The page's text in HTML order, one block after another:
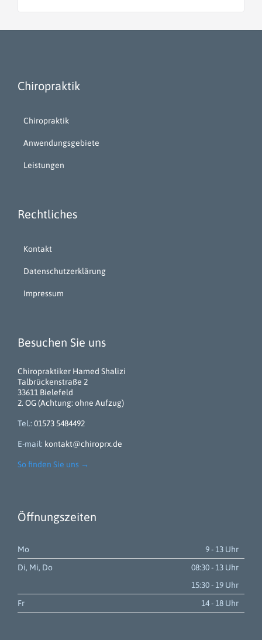
Chiropraktik
Chiropraktik
Anwendungsgebiete
Leistungen
Rechtliches
Kontakt
Datenschutzerklärung
Impressum
Besuchen Sie uns
Chiropraktiker Hamed Shalizi
Talbrückenstraße 2
33611 Bielefeld
2. OG (Achtung: ohne Aufzug)
Tel.: 01573 5484492
E-mail: kontakt@chiroprx.de
So finden Sie uns →
Öffnungszeiten
Mo
9 - 13 Uhr
Di, Mi, Do
08:30 - 13 Uhr
15:30 - 19 Uhr
Fr
14 - 18 Uhr